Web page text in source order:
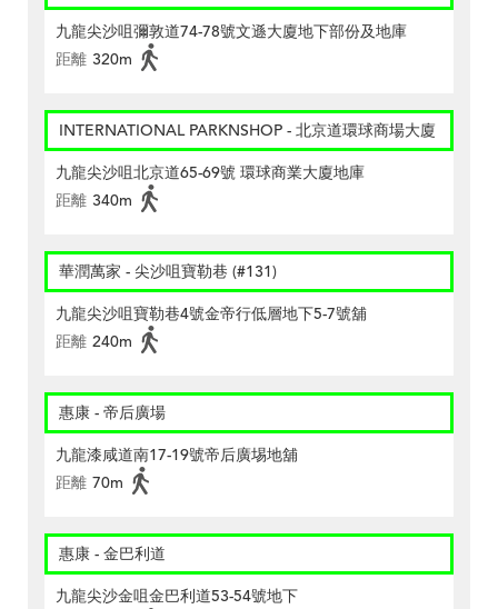
九龍尖沙咀彌敦道74-78號文遜大廈地下部份及地庫
距離 320m
INTERNATIONAL PARKNSHOP - 北京道環球商場大廈
九龍尖沙咀北京道65-69號 環球商業大廈地庫
距離 340m
華潤萬家 - 尖沙咀寶勒巷 (#131)
九龍尖沙咀寶勒巷4號金帝行低層地下5-7號舖
距離 240m
惠康 - 帝后廣場
九龍漆咸道南17-19號帝后廣埸地舖
距離 70m
惠康 - 金巴利道
九龍尖沙金咀金巴利道53-54號地下